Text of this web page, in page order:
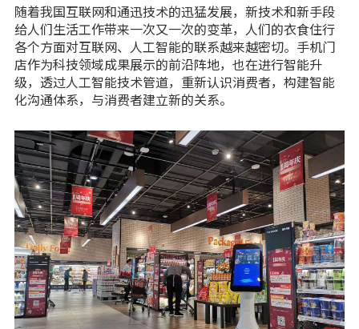
随着我国互联网和通迅技术的迅猛发展，新技术和新手段
给人们生活工作带来一次又一次的变革，人们的衣食住行
各个方面对互联网、人工智能的联系越来越密切。手机门
店作为科技领域成果展示的前沿阵地，也在进行智能升
级，透过人工智能技术管道，重新认识消费者，构建智能
化沟通体系，与消费者建立新的关系。